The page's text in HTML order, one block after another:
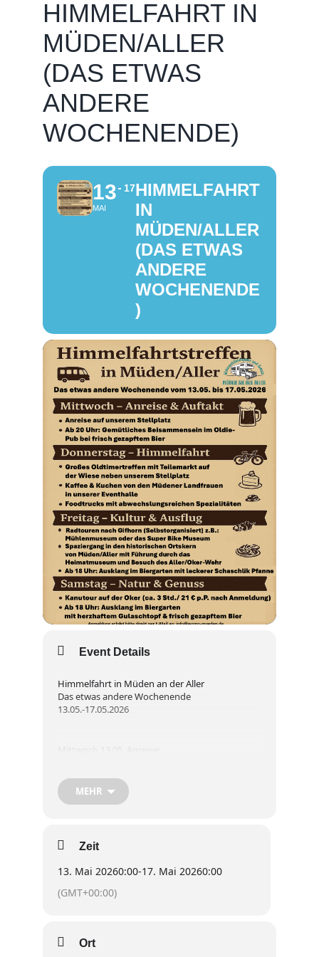
HIMMELFAHRT IN
MÜDEN/ALLER
(DAS ETWAS
ANDERE
WOCHENENDE)
13
MAI
17HIMMELFAHRT
IN
MÜDEN/ALLER
(DAS ETWAS
ANDERE
WOCHENENDE
)
Event Details
Himmelfahrt in Müden an der Aller
Das etwas andere Wochenende
13.05.-17.05.2026
Ab 20 Uhr ist unser gemütlicher Oldie Pub
geöffnet und lädt zu gemeinsamen Gesprächen
Ab 9 Uhr
Großes Oldimertreffen neben unseren
Stellplatz. Ein Tag zum Staunen und in
MEHR
Zeit
13. Mai 20260:00-17. Mai 20260:00
(GMT+00:00)
Ort